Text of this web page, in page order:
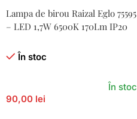
Lampa de birou Raizal Eglo 75595
– LED 1,7W 6500K 170Lm IP20
În stoc
90,00 lei
În stoc